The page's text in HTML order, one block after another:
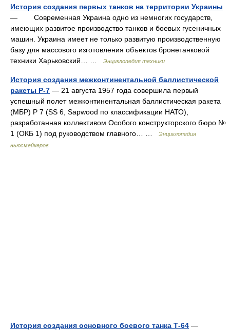
История создания первых танков на территории Украины
— Современная Украина одно из немногих государств,
имеющих развитое производство танков и боевых гусеничных
машин. Украина имеет не только развитую производственную
базу для массового изготовления объектов бронетанковой
техники Харьковский… …
Энциклопедия техники
История создания межконтинентальной баллистической
ракеты Р-7 — 21 августа 1957 года совершила первый
успешный полет межконтинентальная баллистическая ракета
(МБР) Р 7 (SS 6, Sapwood по классификации НАТО),
разработанная коллективом Особого конструкторского бюро №
1 (ОКБ 1) под руководством главного… …
Энциклопедия
ньюсмейкеров
История создания основного боевого танка Т-64 —